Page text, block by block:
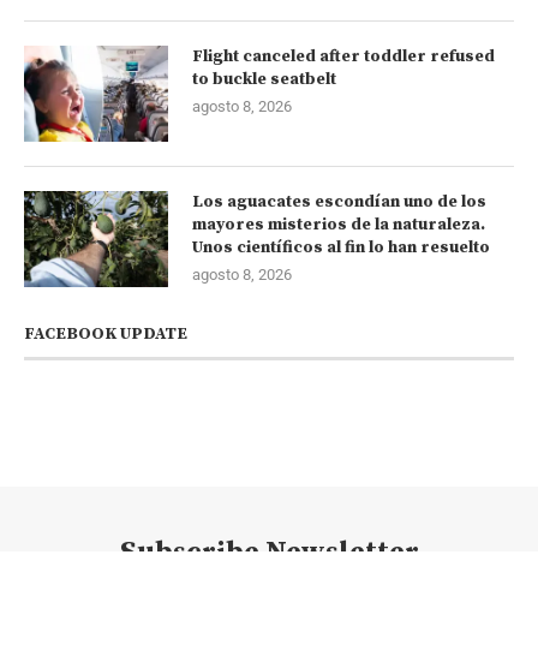
Flight canceled after toddler refused
to buckle seatbelt
agosto 8, 2026
Los aguacates escondían uno de los
mayores misterios de la naturaleza.
Unos científicos al fin lo han resuelto
agosto 8, 2026
FACEBOOK UPDATE
Subscribe Newsletter